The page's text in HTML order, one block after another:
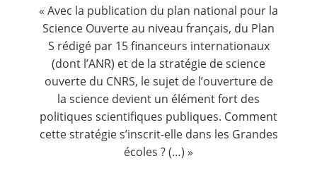
Nous suivre
« Avec la publication du plan national pour la
Science Ouverte au niveau français, du Plan
S rédigé par 15 financeurs internationaux
(dont l’ANR) et de la stratégie de science
ouverte du CNRS, le sujet de l’ouverture de
la science devient un élément fort des
politiques scientifiques publiques. Comment
cette stratégie s’inscrit-elle dans les Grandes
écoles ? (…) »